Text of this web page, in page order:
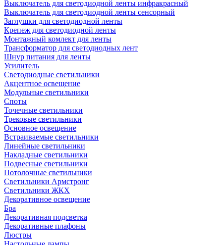
Выключатель для светодиодной ленты инфракрасный
Выключатель для светодиодной ленты сенсорный
Заглушки для светодиодной ленты
Крепеж для светодиодной ленты
Монтажный комлект для ленты
Трансформатор для светодиодных лент
Шнур питания для ленты
Усилитель
Светодиодные светильники
Акцентное освещение
Модульные светильники
Споты
Точечные светильники
Трековые светильники
Основное освещение
Встраиваемые светильники
Линейные светильники
Накладные светильники
Подвесные светильники
Потолочные светильники
Светильники Армстронг
Светильники ЖКХ
Декоративное освещение
Бра
Декоративная подсветка
Декоративные плафоны
Люстры